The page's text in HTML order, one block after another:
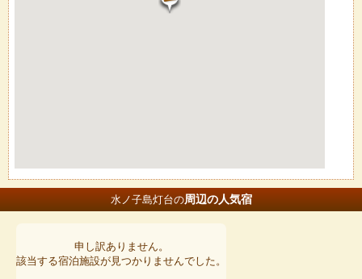
水ノ子島灯台の周辺の人気宿
申し訳ありません。
該当する宿泊施設が見つかりませんでした。